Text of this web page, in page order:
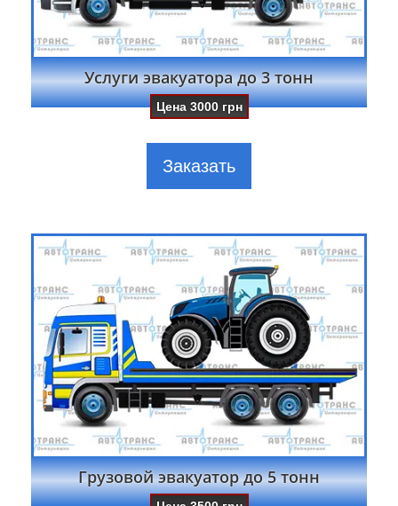
Услуги эвакуатора до 3 тонн
Цена3000 грн
Заказать
Грузовой эвакуатор до 5 тонн